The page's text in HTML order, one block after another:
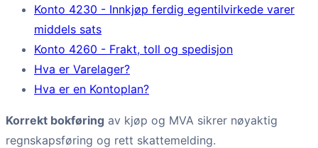
Konto 4230 - Innkjøp ferdig egentilvirkede varer
middels sats
Konto 4260 - Frakt, toll og spedisjon
Hva er Varelager?
Hva er en Kontoplan?
Korrekt bokføring av kjøp og MVA sikrer nøyaktig
regnskapsføring og rett skattemelding.